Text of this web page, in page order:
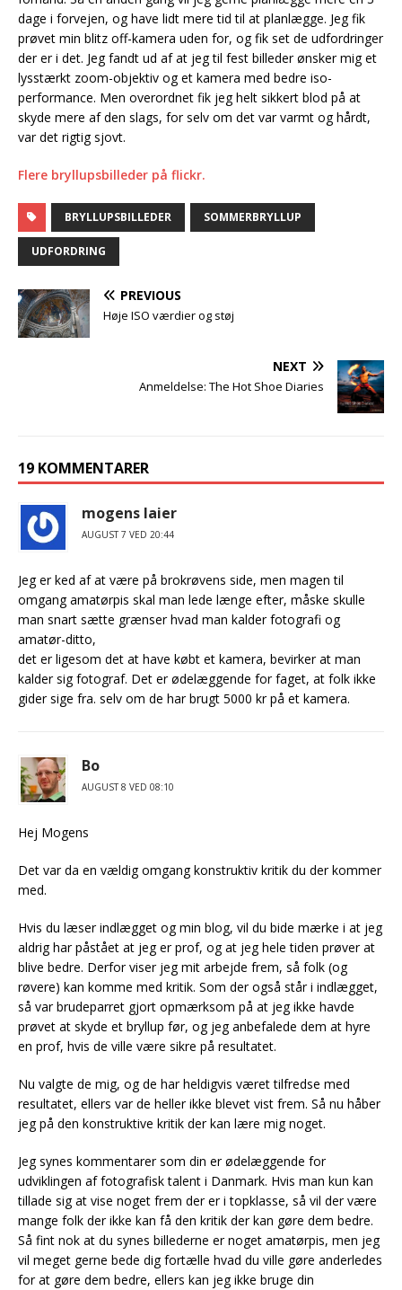
dage i forvejen, og have lidt mere tid til at planlægge. Jeg fik
prøvet min blitz off-kamera uden for, og fik set de udfordringer
der er i det. Jeg fandt ud af at jeg til fest billeder ønsker mig et
lysstærkt zoom-objektiv og et kamera med bedre iso-
performance. Men overordnet fik jeg helt sikkert blod på at
skyde mere af den slags, for selv om det var varmt og hårdt,
var det rigtig sjovt.
Flere bryllupsbilleder på flickr.
BRYLLUPSBILLEDER SOMMERBRYLLUP
UDFORDRING
PREVIOUS
Høje ISO værdier og støj
NEXT
Anmeldelse: The Hot Shoe Diaries
19 KOMMENTARER
mogens laier
AUGUST 7 VED 20:44
Jeg er ked af at være på brokrøvens side, men magen til
omgang amatørpis skal man lede længe efter, måske skulle
man snart sætte grænser hvad man kalder fotografi og
amatør-ditto,
det er ligesom det at have købt et kamera, bevirker at man
kalder sig fotograf. Det er ødelæggende for faget, at folk ikke
gider sige fra. selv om de har brugt 5000 kr på et kamera.
Bo
AUGUST 8 VED 08:10
Hej Mogens
Det var da en vældig omgang konstruktiv kritik du der kommer
med.
Hvis du læser indlægget og min blog, vil du bide mærke i at jeg
aldrig har påstået at jeg er prof, og at jeg hele tiden prøver at
blive bedre. Derfor viser jeg mit arbejde frem, så folk (og
røvere) kan komme med kritik. Som der også står i indlægget,
så var brudeparret gjort opmærksom på at jeg ikke havde
prøvet at skyde et bryllup før, og jeg anbefalede dem at hyre
en prof, hvis de ville være sikre på resultatet.
Nu valgte de mig, og de har heldigvis været tilfredse med
resultatet, ellers var de heller ikke blevet vist frem. Så nu håber
jeg på den konstruktive kritik der kan lære mig noget.
Jeg synes kommentarer som din er ødelæggende for
udviklingen af fotografisk talent i Danmark. Hvis man kun kan
tillade sig at vise noget frem der er i topklasse, så vil der være
mange folk der ikke kan få den kritik der kan gøre dem bedre.
Så fint nok at du synes billederne er noget amatørpis, men jeg
vil meget gerne bede dig fortælle hvad du ville gøre anderledes
for at gøre dem bedre, ellers kan jeg ikke bruge din